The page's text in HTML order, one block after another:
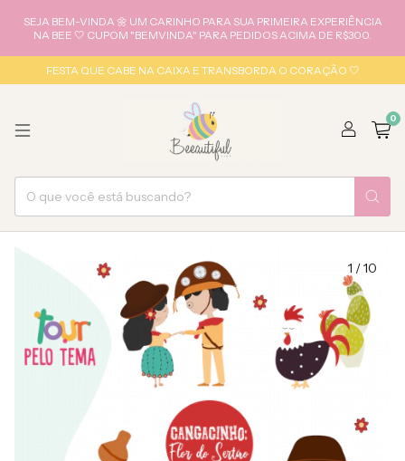
SEJA BEM-VINDA 🌼 UM CARINHO PARA SUA PRIMEIRA EXPERIÊNCIA
NA BEE 🤍 CUPOM "BEMVINDA" PARA PEDIDOS ACIMA DE R$300.
FESTA QUE CABE NA CAIXA E TRANSBORDA O CORAÇÃO 🤍
0
1 /10